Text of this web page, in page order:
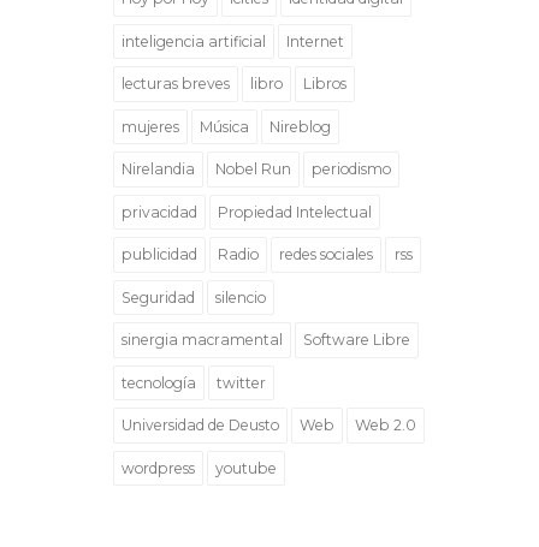
inteligencia artificial Internet
lecturas breves libro Libros
mujeres Música Nireblog
Nirelandia Nobel Run periodismo
privacidad Propiedad Intelectual
publicidad Radio redes sociales rss
Seguridad silencio
sinergia macramental Software Libre
tecnología twitter
Universidad de Deusto Web Web 2.0
wordpress youtube